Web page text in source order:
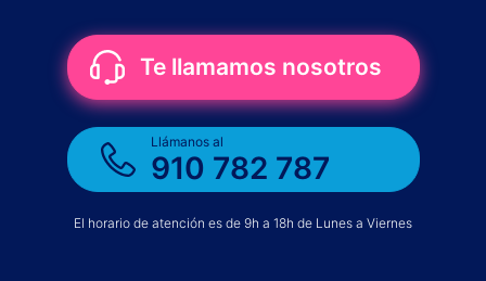
Te llamamos nosotros
Llámanos al
910 782 787
El horario de atención es de 9h a 18h de Lunes a Viernes